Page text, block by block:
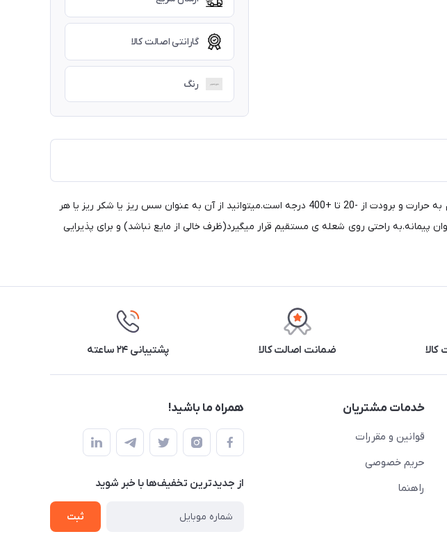
گارانتی اصالت کالا
رنگ
این کالا به عنوان یه وسیله ی چند منظوره میتواند مورد استفاده قرار بگیرد.جنس آن پیرکس با کیفیت مقاوم به حرارت و برودت از -20 تا +400 درجه است.میتوانید از آن به عنوان سس ریز یا شکر ریز یا هر
پیمانه.به راحتی روی شعله ی مستقیم قرار میگیرد(ظرف خالی از مایع نباشد) و برای پذیرایی
ضمانت اصالت کالا پشتیبانی ۲۴ ساعته
خدمات مشتریان
قوانین و مقررات
حریم خصوصی
راهنما
همراه ما باشید!
از جدید‌ترین تخفیف‌ها با‌ خبر شوید
ثبت